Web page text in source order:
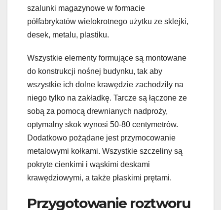
szalunki magazynowe w formacie
półfabrykatów wielokrotnego użytku ze sklejki,
desek, metalu, plastiku.
Wszystkie elementy formujące są montowane
do konstrukcji nośnej budynku, tak aby
wszystkie ich dolne krawędzie zachodziły na
niego tylko na zakładkę. Tarcze są łączone ze
sobą za pomocą drewnianych nadproży,
optymalny skok wynosi 50-80 centymetrów.
Dodatkowo pożądane jest przymocowanie
metalowymi kołkami. Wszystkie szczeliny są
pokryte cienkimi i wąskimi deskami
krawędziowymi, a także płaskimi prętami.
Przygotowanie roztworu